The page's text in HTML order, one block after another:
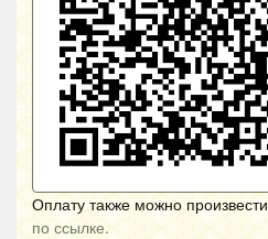
Оплату также можно произвести
по ссылке.